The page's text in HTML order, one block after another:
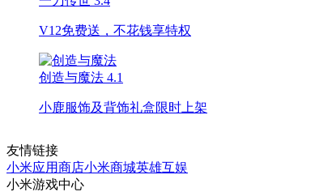
V12免费送，不花钱享特权
创造与魔法 4.1
小鹿服饰及背饰礼盒限时上架
友情链接
小米应用商店小米商城英雄互娱
小米游戏中心